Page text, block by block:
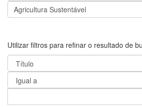
Utilizar filtros para refinar o resultado de